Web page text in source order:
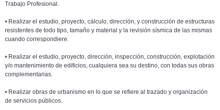
Trabajo Profesional.
• Realizar el estudio, proyecto, cálculo, dirección, y construcción de estructuras
resistentes de todo tipo, tamaño y material y la revisión sísmica de las mismas
cuando correspondiere.
• Realizar el estudio, proyecto, dirección, inspección, construcción, explotación
y/o mantenimiento de edificios, cualquiera sea su destino, con todas sus obras
complementarias.
• Realizar obras de urbanismo en lo que se refiere al trazado y organización
de servicios públicos.